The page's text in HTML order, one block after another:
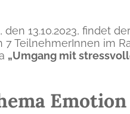
13.10.2023, findet
TeilnehmerInnen im
„Umgang mit